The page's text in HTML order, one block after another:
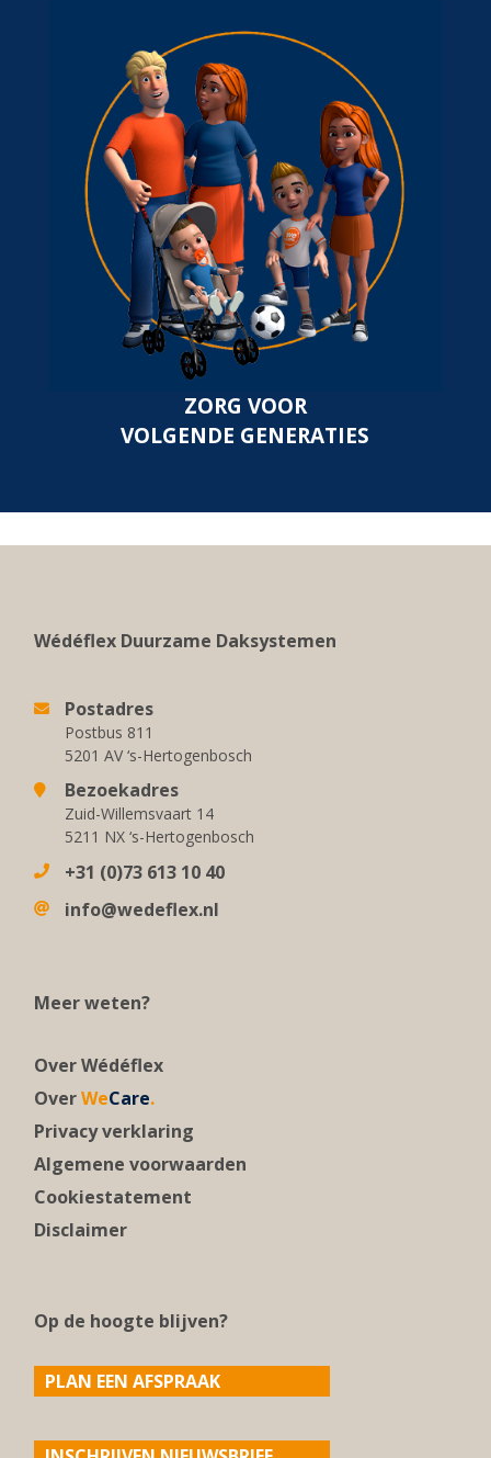
ZORG VOOR
VOLGENDE GENERATIES
Wédéflex Duurzame Daksystemen
Postadres
Postbus 811
5201 AV ‘s-Hertogenbosch
Bezoekadres
Zuid-Willemsvaart 14
5211 NX ‘s-Hertogenbosch
+31 (0)73 613 10 40
info@wedeflex.nl
Meer weten?
Over Wédéflex
OverWeCare.
Privacy verklaring
Algemene voorwaarden
Cookiestatement
Disclaimer
Op de hoogte blijven?
PLAN EEN AFSPRAAK